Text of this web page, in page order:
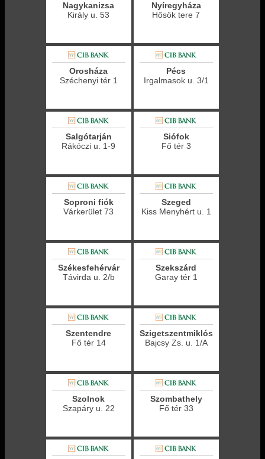
Nagykanizsa
Király u. 53
Nyíregyháza
Hősök tere 7
Orosháza
Széchenyi tér 1
Pécs
Irgalmasok u. 3/1
Salgótarján
Rákóczi u. 1-9
Siófok
Fő tér 3
Soproni fiók
Várkerület 73
Szeged
Kiss Menyhért u. 1
Székesfehérvár
Távirda u. 2/b
Szekszárd
Garay tér 1
Szentendre
Fő tér 14
Szigetszentmiklós
Bajcsy Zs. u. 1/A
Szolnok
Szapáry u. 22
Szombathely
Fő tér 33